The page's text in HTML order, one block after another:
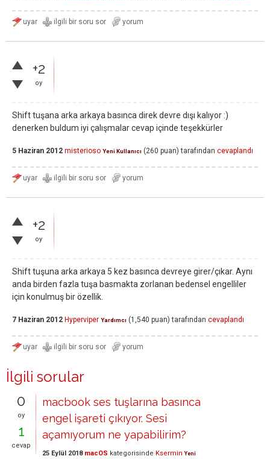
+2
oy
Shift tuşana arka arkaya basınca direk devre dışı kalıyor :)
denerken buldum iyi çalışmalar cevap içinde teşekkürler
5 Haziran 2012 misterioso Yeni Kullanıcı (260 puan) tarafından cevaplandı
+2
oy
Shift tuşuna arka arkaya 5 kez basınca devreye girer/çıkar. Aynı
anda birden fazla tuşa basmakta zorlanan bedensel engelliler
için konulmuş bir özellik.
7 Haziran 2012 Hyperviper Yardımcı (1,540 puan) tarafından cevaplandı
İlgili sorular
0
oy
1
cevap
macbook ses tuşlarına basınca
engel işareti çıkıyor. Sesi
açamıyorum ne yapabilirim?
25 Eylül 2018 macOS kategorisinde Ksermin Yeni